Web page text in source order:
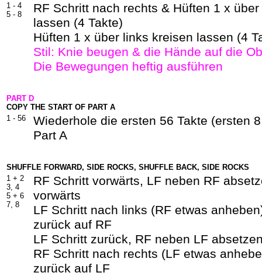
1 - 4
5 - 8
RF Schritt nach rechts & Hüften 1 x
lassen (4 Takte)
Hüften 1 x über links kreisen lassen (4
Stil: Knie beugen & die Hände auf die
Die Bewegungen heftig ausführen
PART D
COPY THE START OF PART A
1 - 56
Wiederhole die ersten 56 Takte (ersten
Part A
SHUFFLE FORWARD, SIDE ROCKS, SHUFFLE BACK, SIDE ROCKS
1 + 2
3, 4
5 + 6
7, 8
RF Schritt vorwärts, LF neben RF
vorwärts
LF Schritt nach links (RF etwas
zurück auf RF
LF Schritt zurück, RF neben LF
RF Schritt nach rechts (LF etwas
zurück auf LF